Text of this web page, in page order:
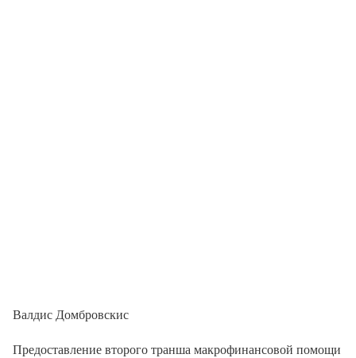
Валдис Домбровскис
Предоставление второго транша макрофинансовой помощи